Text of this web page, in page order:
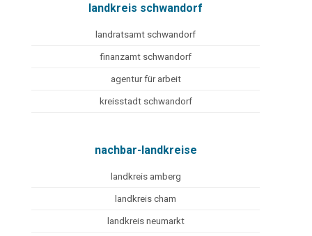
landkreis schwandorf
landratsamt schwandorf
finanzamt schwandorf
agentur für arbeit
kreisstadt schwandorf
nachbar-landkreise
landkreis amberg
landkreis cham
landkreis neumarkt